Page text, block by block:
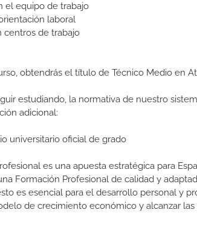
el equipo de trabajo
laboral
de trabajo
obtendrás el título de Técnico Medio en
estudiando, la normativa de nuestro
adicional:
universitario oficial de grado
es una apuesta estratégica para
Formación Profesional de calidad y
es esencial para el desarrollo personal y
de crecimiento económico y alcanzar las